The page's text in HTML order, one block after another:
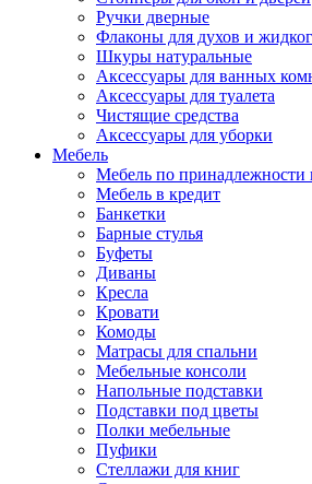
Ручки дверные
Флаконы для духов и
Шкуры натуральные
Аксессуары для ванных
Аксессуары для туалета
Чистящие средства
Аксессуары для уборки
Мебель
Мебель по принадлежности
Мебель в кредит
Банкетки
Барные стулья
Буфеты
Диваны
Кресла
Кровати
Комоды
Матрасы для спальни
Мебельные консоли
Напольные подставки
Подставки под цветы
Полки мебельные
Пуфики
Стеллажи для книг